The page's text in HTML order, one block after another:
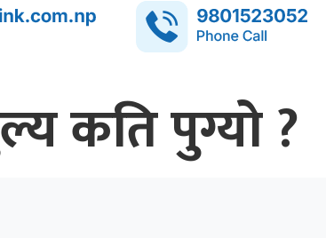
कति पुग्यो ?